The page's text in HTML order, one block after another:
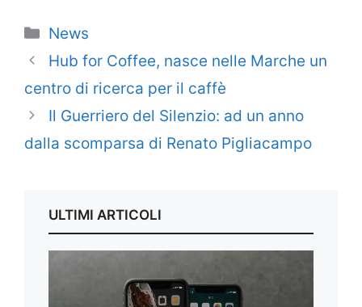
Categorie
News
Hub for Coffee, nasce nelle Marche un
centro di ricerca per il caffè
Il Guerriero del Silenzio: ad un anno
dalla scomparsa di Renato Pigliacampo
ULTIMI ARTICOLI